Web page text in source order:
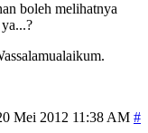
boleh melihatnya
Mei 2012 11:38 AM